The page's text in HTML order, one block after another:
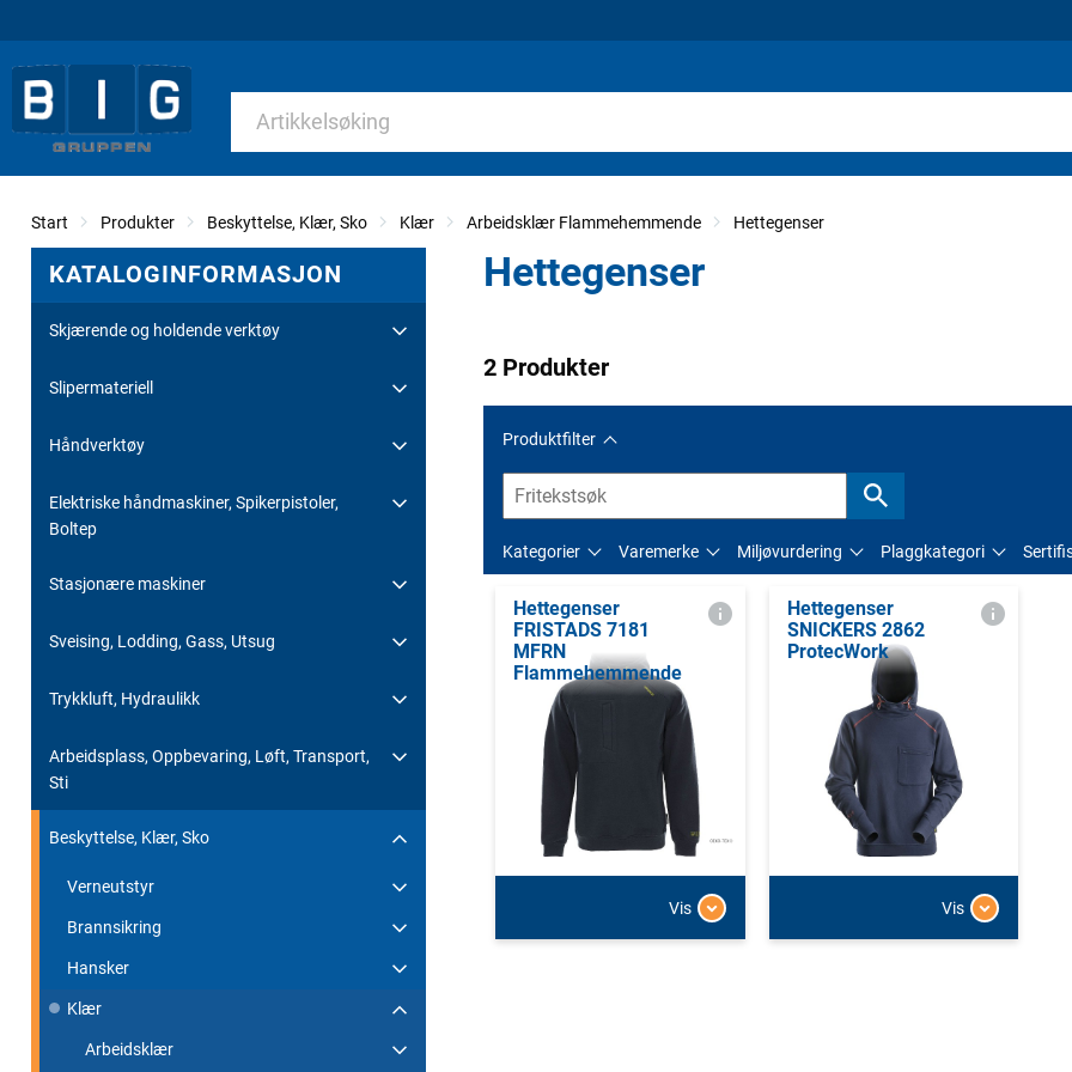
Start Produkter Beskyttelse, Klær, Sko Klær Arbeidsklær Flammehemmende Hettegenser
KATALOGINFORMASJON
Skjærende og holdende verktøy
Slipermateriell
Håndverktøy
Elektriske håndmaskiner, Spikerpistoler,
Boltep
Stasjonære maskiner
Sveising, Lodding, Gass, Utsug
Trykkluft, Hydraulikk
Arbeidsplass, Oppbevaring, Løft, Transport,
Sti
Beskyttelse, Klær, Sko
Verneutstyr
Brannsikring
Hansker
Klær
Arbeidsklær
Hettegenser
2 Produkter
Produktfilter
Kategorier Varemerke Miljøvurdering Plaggkategori
Hettegenser
FRISTADS 7181
MFRN
Flammehemmende
Vis
Hettegenser
SNICKERS 2862
ProtecWork
Vis